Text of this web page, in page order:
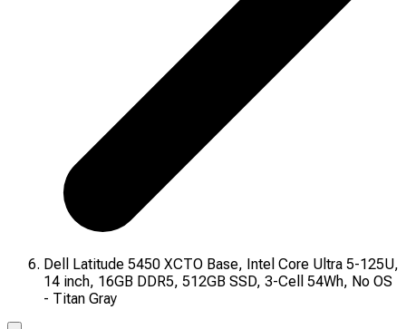
Dell Latitude 5450 XCTO Base, Intel Core Ultra 5-125U,
14 inch, 16GB DDR5, 512GB SSD, 3-Cell 54Wh, No OS
- Titan Gray